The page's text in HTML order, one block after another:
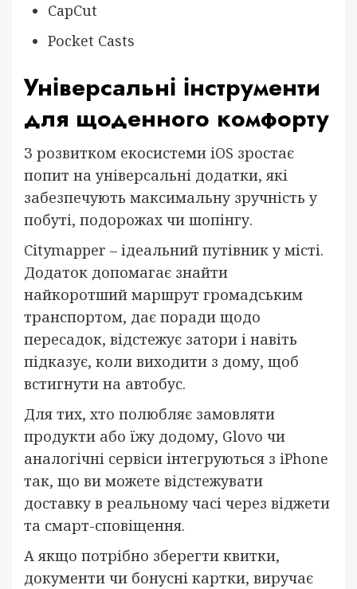
CapCut
Pocket Casts
Універсальні інструменти
для щоденного комфорту
З розвитком екосистеми iOS зростає
попит на універсальні додатки, які
забезпечують максимальну зручність у
побуті, подорожах чи шопінгу.
Citymapper – ідеальний путівник у місті.
Додаток допомагає знайти
найкоротший маршрут громадським
транспортом, дає поради щодо
пересадок, відстежує затори і навіть
підказує, коли виходити з дому, щоб
встигнути на автобус.
Для тих, хто полюбляє замовляти
продукти або їжу додому, Glovo чи
аналогічні сервіси інтегруються з iPhone
так, що ви можете відстежувати
доставку в реальному часі через віджети
та смарт-сповіщення.
А якщо потрібно зберегти квитки,
документи чи бонусні картки, виручає